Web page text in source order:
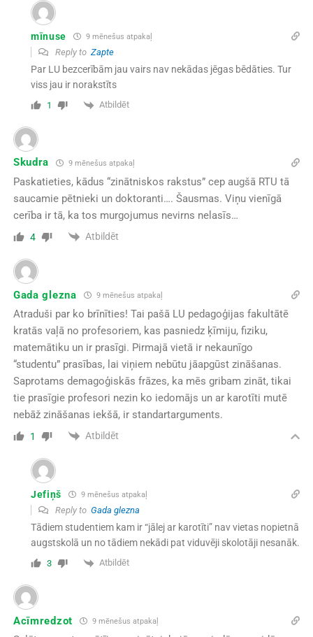
mīnuse 9 mēnešus atpakaļ
Reply to Zapte
Par LU bezcerībām jau vairs nav nekādas jēgas bēdāties. Tur
viss jau ir norakstīts
1 Atbildēt
Skudra 9 mēnešus atpakaļ
Paskatieties, kādus “zinātniskos rakstus” cep augšā RTU tā
saucamie pētnieki un doktoranti…. Šausmas. Viņu vienīgā
cerība ir tā, ka tos murgojumus nevirns nelasīs…
4 Atbildēt
Gada glezna 9 mēnešus atpakaļ
Atraduši par ko brīnīties! Tai pašā LU pedagoģijas fakultātē
kratās vaļā no profesoriem, kas pasniedz ķīmiju, fiziku,
matemātiku un ir prasīgi. Pirmajā vietā ir nekaunīgo
“studentu” prasības, lai viņiem nebūtu jāapgūst zināšanas.
Saprotams demagoģiskās frāzes, ka mēs gribam zināt, tikai
tie prasīgie profesori nezin ko iedomājs un ar karotīti mutē
nebāž zināšanas iekšā, ir standartarguments.
1 Atbildēt
Jefiņš 9 mēnešus atpakaļ
Reply to Gada glezna
Tādiem studentiem kam ir “jālej ar karotīti” nav vietas nopietnā
augstskolā un no tādiem nekādi pat viduvēji skolotāji nesanāk.
3 Atbildēt
Acīmredzot 9 mēnešus atpakaļ